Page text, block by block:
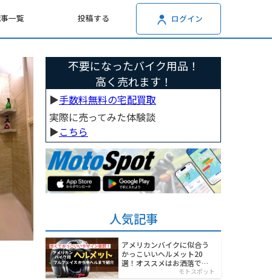
一覧 投稿する ログイン
不要になったバイク用品！
高く売れます！
▶︎手数料無料の宅配買取
実際に売ってみた体験談
▶︎こちら
人気記事
アメリカンバイクに似合う
かっこいいヘルメット20
選！オススメはお洒落でワ
モトスポット